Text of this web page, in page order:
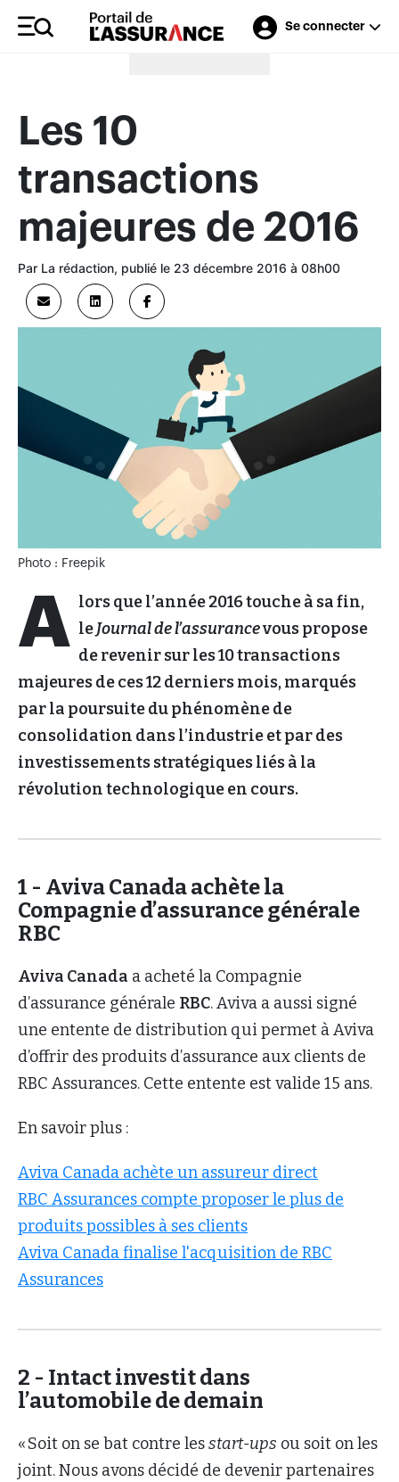
Se connecter
Merci à nos annonceurs
Les 10
transactions
majeures de 2016
Par La rédaction, publié le 23 décembre 2016 à 08h00
Photo : Freepik
A lors que l’année 2016 touche à sa fin,
leJournal de l’assurancevous propose
de revenir sur les 10 transactions
majeures de ces 12 derniers mois, marqués
par la poursuite du phénomène de
consolidation dans l’industrie et par des
investissements stratégiques liés à la
révolution technologique en cours.
1 - Aviva Canada achète la
Compagnie d’assurance générale
RBC
Aviva Canada a acheté la Compagnie
d’assurance générale RBC. Aviva a aussi signé
une entente de distribution qui permet à Aviva
d’offrir des produits d’assurance aux clients de
RBC Assurances. Cette entente est valide 15 ans.
En savoir plus :
Aviva Canada achète un assureur direct
RBC Assurances compte proposer le plus de
produits possibles à ses clients
Aviva Canada finalise l'acquisition de RBC
Assurances
2 - Intact investit dans
l’automobile de demain
« Soit on se bat contre lesstart-ups ou soit on les
joint. Nous avons décidé de devenir partenaires